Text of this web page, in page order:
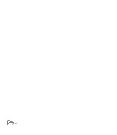
-